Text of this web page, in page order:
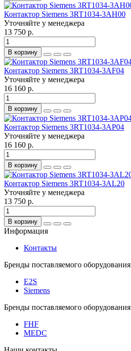
Контактор Siemens 3RT1034-3AH00
Уточняйте у менеджера
13 750 р.
В корзину
Контактор Siemens 3RT1034-3AF04
Уточняйте у менеджера
16 160 р.
В корзину
Контактор Siemens 3RT1034-3AP04
Уточняйте у менеджера
16 160 р.
В корзину
Контактор Siemens 3RT1034-3AL20
Уточняйте у менеджера
13 750 р.
В корзину
Информация
Контакты
Бренды поставляемого оборудования
E2S
Siemens
Бренды поставляемого оборудования
FHF
MEDC